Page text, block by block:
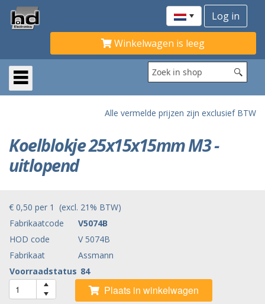
Winkelwagen is leeg
Alle vermelde prijzen zijn exclusief BTW
Koelblokje 25x15x15mm M3 -
uitlopend
€ 0,50 per 1 (excl. 21% BTW)
Fabrikaatcode
V5074B
HOD code
V 5074B
Fabrikaat
Assmann
Voorraadstatus 84
Plaats in winkelwagen